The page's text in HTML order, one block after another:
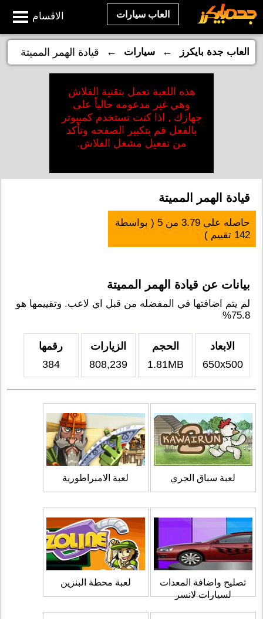
الاقسام العاب سيارات
العاب جدة بايكرز ← سيارات ← قيادة الهمر المميتة
هذه اللعبة تعمل بتقنية الفلاش
وهي غير مدعومه حالياً على
جهازك , اذا كنت تستخدم كمبيوتر
بالفعل قم بتكبير الصفحه وتأكد
من تفعيل مشغل الفلاش.
قيادة الهمر المميتة
حاصله على3.79 من5 ( بواسطة
142 تقييم )
بيانات عن قيادة الهمر المميتة
لم يتم اضافتها في المفضله من قبل اي لاعب. وتقييمها هو
75.8%
الابعاد
650x500
الحجم
1.81MB
الزيارات
808,239
رقمها
384
لعبة سباق الجري لعبة الامبراطورية
تصليح واضافة المعدات
لسيارات لانسر
لعبة محطة البنزين